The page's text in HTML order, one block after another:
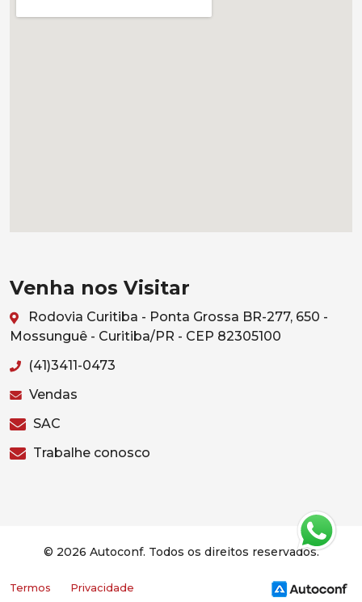
Venha nos Visitar
Rodovia Curitiba - Ponta Grossa BR-277, 650 -
Mossunguê - Curitiba/PR - CEP 82305100
(41)3411-0473
Vendas
SAC
Trabalhe conosco
© 2026 Autoconf. Todos os direitos reservados.
Termos Privacidade